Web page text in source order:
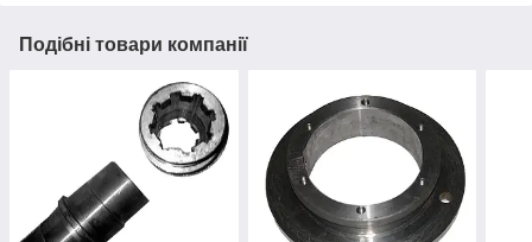
Подібні товари компанії